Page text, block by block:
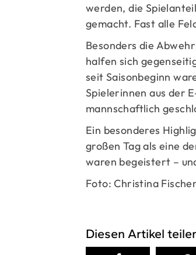
werden, die
gemacht. Fast alle
Besonders die
halfen sich
seit Saisonbeginn
Spielerinnen aus der
mannschaftlich
Ein besonderes
großen Tag als eine
waren begeistert –
Foto: Christina Fischer
Diesen Artikel